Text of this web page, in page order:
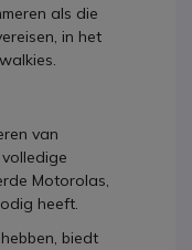
als die
in het
van
Motorolas,
heeft.
biedt